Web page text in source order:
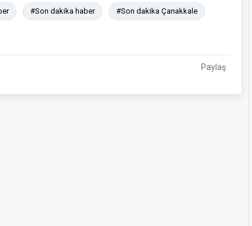
#Son dakika haber #Son dakika Çanakkale
Paylaş